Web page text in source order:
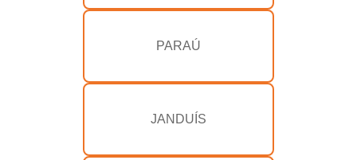
PARAÚ
JANDUÍS